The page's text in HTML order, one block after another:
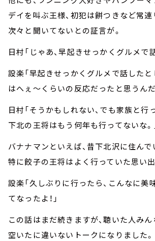
デイを叫ぶ王様、初犯は餅つきなど常
次々と聞いてないとの証言が。
日村「じゃあ、早起きせっかくグルメで
設楽「早起きせっかくグルメで話したと
はへぇ～くらいの反応だったと思うんだ
日村「そうかもしれない、でも家族と行
下北の王将はもう何年も行ってないな。
バナナマンといえば、昔下北沢に住んで
特に餃子の王将はよく行っていた思い
設楽「久しぶりに行ったら、こんなに美
てなったよ！」
この話はまだ続きますが、聴いた人み
空いたに違いないトークになりました。